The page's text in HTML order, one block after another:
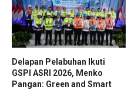
Delapan Pelabuhan Ikuti
GSPI ASRI 2026, Menko
Pangan: Green and Smart